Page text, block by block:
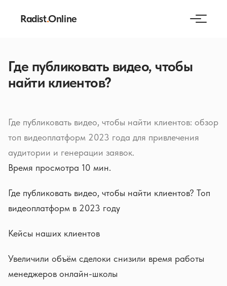
Radist.Online
Где публиковать видео, чтобы
найти клиентов?
Где публиковать видео, чтобы найти клиентов: обзор
топ видеоплатформ 2023 года для привлечения
аудитории и генерации заявок.
Время просмотра 10 мин.
Где публиковать видео, чтобы найти клиентов? Топ
видеоплатформ в 2023 году
Кейсы наших клиентов
Увеличили объём сделоки снизили время работы
менеджеров онлайн-школы